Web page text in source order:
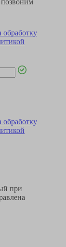
обработку
обработку
при